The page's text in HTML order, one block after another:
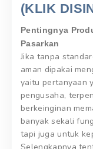
(KLIK
Pentingnya
Pasarkan
Jika tanpa
aman dipakai
yaitu pertanyaan
pengusaha,
berkeinginan
banyak sekali
tapi juga untuk